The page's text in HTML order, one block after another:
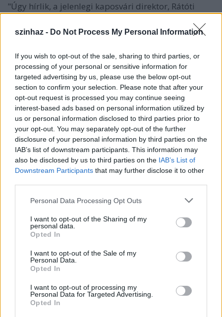
szinhaz - Do Not Process My Personal Information
If you wish to opt-out of the sale, sharing to third parties, or
processing of your personal or sensitive information for
targeted advertising by us, please use the below opt-out
section to confirm your selection. Please note that after your
opt-out request is processed you may continue seeing
interest-based ads based on personal information utilized by
us or personal information disclosed to third parties prior to
your opt-out. You may separately opt-out of the further
disclosure of your personal information by third parties on the
IAB’s list of downstream participants. This information may
also be disclosed by us to third parties on the IAB’s List of
Downstream Participants that may further disclose it to other
Please note that this website/app uses one or more Google
not limited to your visit or usage behaviour. You may click to
grant or deny consent to Google and its third-party tags to
use your data for below specified purposes in below Google
consent section.
Personal Data Processing Opt Outs
I want to opt-out of the Sharing of my
personal data.
Opted In
I want to opt-out of the Sale of my
Personal Data.
Opted In
I want to opt-out of processing my
Personal Data for Targeted Advertising.
Opted In
"Úgy hírlik, a jelenlegi kaposvári direktor, Rátóti
Zoltán foglalja majd el Szolnokon Balázs Péter
helyét. Az ő megbízatása idén év végén jár le, 2010-
halálos ágyán jelölte
őt
alföldi városban a keze alatt. Rátóti kaposvári
igazgatósága alatt azonban a Csiky Gergely Színház
művészi színvonala a mélypontra süllyedt, jelentős
színészei, rendezői távoztak, a POSZT-ra évekig
egyetlen darabbal sem bírt bekerülni.
Gondját pedig ezúttal nem Várhegyi, hanem az idő
oldja meg: a színházépület legfeljebb még egy-két
évadot bír ki, de sem Schwajda, aki színházépítőnek
jött, sem Rátóti, aki pályázatában részletes
ütemtervet dolgozott ki a rekonstrukció idejére, nem
Viktor személyesen ígérte meg ezt 2010-ben.
azt kapja jutalmul, amit a többiek büntetésül."
Rátóti Zoltán igazgatóvá választásáról és